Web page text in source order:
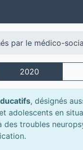
par le médico-
2020
, désignés
adolescents en
des troubles